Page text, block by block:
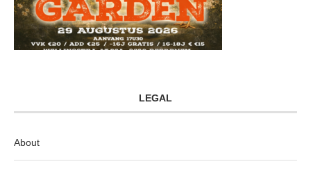
LEGAL
About